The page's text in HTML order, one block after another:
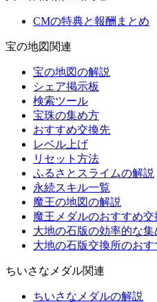
CMの特典と報酬まとめ
宝の地図関連
宝の地図の解説
シェア掲示板
検索ツール
宝珠の集め方
おすすめ交換先
レベル上げ
リセット方法
ふるさとスライムの解説
永続スキル一覧
魔王の地図の解説
魔王メダルのおすすめ交
大地の石版の効率的な集
大地の石版交換所のお
ちいさなメダル関連
ちいさなメダルの解説